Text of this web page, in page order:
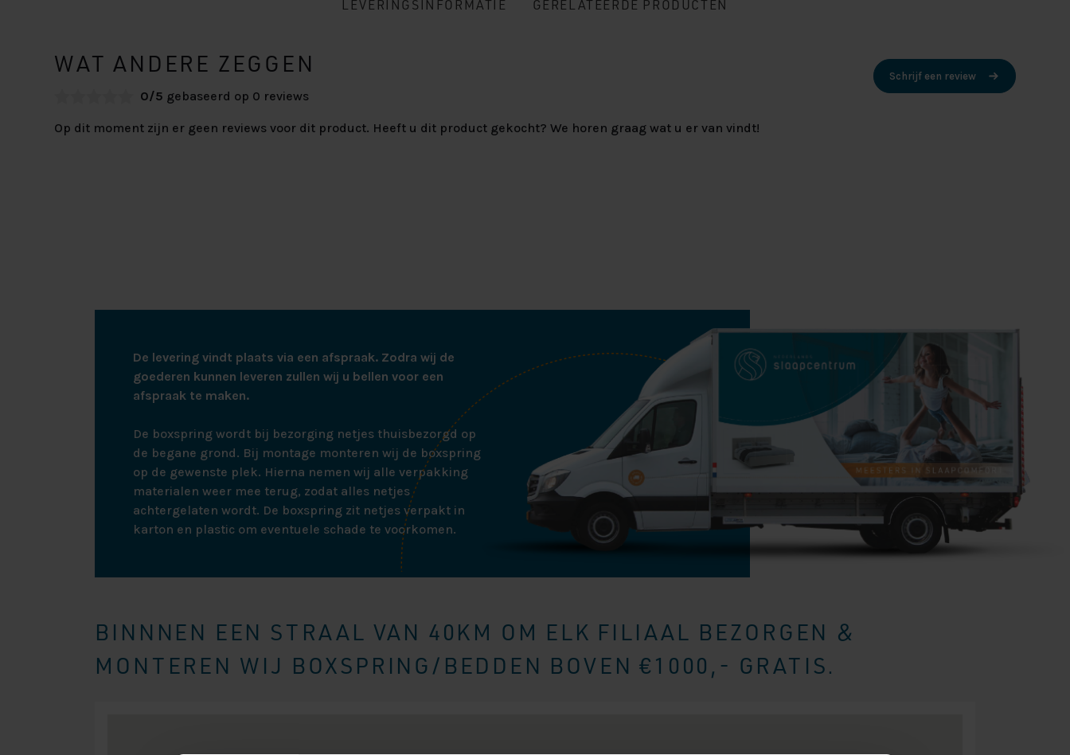
LEVERINGSINFORMATIE GERELATEERDE PRODUCTEN
WAT ANDERE ZEGGEN
0/5 gebaseerd op 0 reviews
Schrijf een review
Op dit moment zijn er geen reviews voor dit product. Heeft u dit product gekocht? We horen graag wat u er van vindt!
De levering vindt plaats via een afspraak. Zodra wij de
goederen kunnen leveren zullen wij u bellen voor een
afspraak te maken.
De boxspring wordt bij bezorging netjes thuisbezorgd op
de begane grond. Bij montage monteren wij de boxspring
op de gewenste plek. Hierna nemen wij alle verpakking
materialen weer mee terug, zodat alles netjes
achtergelaten wordt. De boxspring zit netjes verpakt in
karton en plastic om eventuele schade te voorkomen.
BINNNEN EEN STRAAL VAN 40KM OM ELK FILIAAL BEZORGEN &
MONTEREN WIJ BOXSPRING/BEDDEN BOVEN €1000,- GRATIS.